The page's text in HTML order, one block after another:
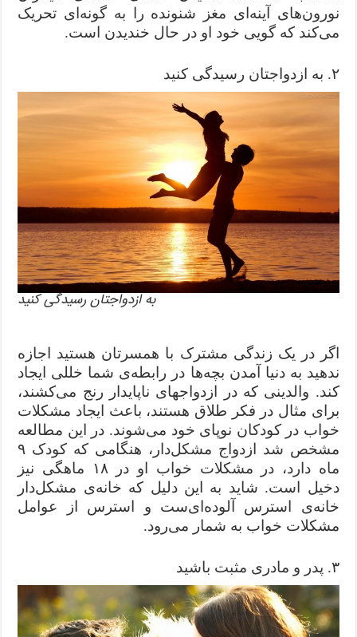
نورون‌های آینه‌ای مغز شنونده را به گونه‌ای تحریک
می‌کند که گویی خود او در حال خندیدن است.
۲. به ازدواجتان رسیدگی کنید
به ازدواجتان رسیدگی کنید
اگر در یک زندگی مشترک با همسرتان هستید اجازه
ندهید به دنیا آمدن بچه‌ها در رابطه‌ی شما خللی ایجاد
کند. والدینی که در ازدواجهای ناپایدار رنج می‌کشند،
برای مثال در فکر طلاق هستند، باعث ایجاد مشکلات
خواب در کودکان نوپای خود می‌شوند. در این مطالعه
مشخص شد ازدواج مشکل‌دار، هنگامی که کودک ۹
ماه دارد، در مشکلات خواب او در ۱۸ ماهگی نیز
دخیل است. شاید به این دلیل که خانه‌ی مشکل‌دار
خانه‌ی استرس آلوده‌ای‌ست و استرس از عوامل
مشکلات خواب به شمار می‌رود.
۳. پدر و مادری مثبت‌ باشید